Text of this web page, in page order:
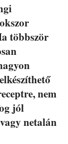
többször
nem
jól
netalán